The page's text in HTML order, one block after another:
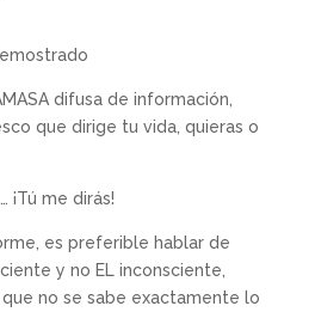
difusa de información,
que dirige tu vida, quieras o
¡Tú me dirás!
es preferible hablar de
y no EL inconsciente,
no se sabe exactamente lo